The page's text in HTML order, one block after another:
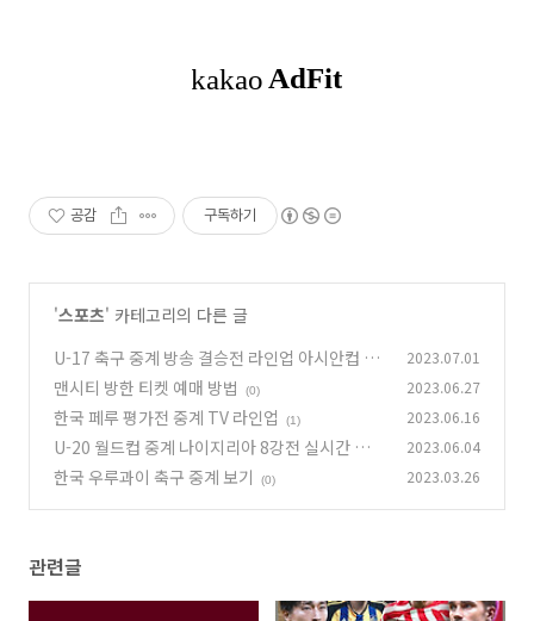
공감 구독하기
'스포츠' 카테고리의 다른 글
U-17 축구 중계 방송 결승전 라인업 아시안컵 한
일전
(0)
2023.07.01
맨시티 방한 티켓 예매 방법 (0) 2023.06.27
한국 페루 평가전 중계 TV 라인업 (1) 2023.06.16
U-20 월드컵 중계 나이지리아 8강전 실시간 무료
채널
(1)
2023.06.04
한국 우루과이 축구 중계 보기 (0) 2023.03.26
관련글